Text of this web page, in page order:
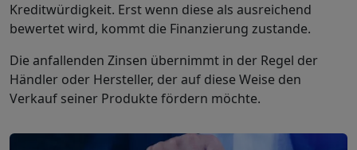
Kreditwürdigkeit. Erst wenn diese als ausreichend
bewertet wird, kommt die Finanzierung zustande.
Die anfallenden Zinsen übernimmt in der Regel der
Händler oder Hersteller, der auf diese Weise den
Verkauf seiner Produkte fördern möchte.